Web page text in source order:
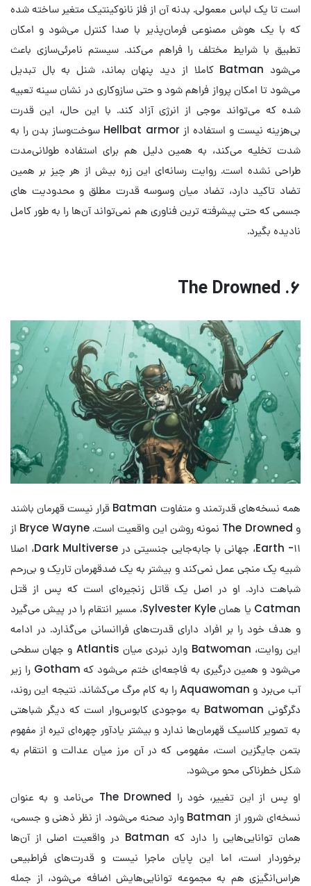
است تا یک لباس معمولی. بدنه آن از فلز نانوکینتیک متغیر ساخته شده
که با یک هوش مصنوعی فرمان‌پذیر با صدا کنترل می‌شود و امکان
تطبیق با شرایط مختلف را فراهم می‌کند. سیستم نامرئی‌سازی باعث
می‌شود Batman کاملا از دید پنهان بماند، شنل به بال تبدیل
می‌شود تا امکان پرواز فراهم شود و حتی سازوکاری در نشان سینه تعبیه
شده که می‌تواند موجی از انرژی آزاد کند. با این حال، این قدرت
بی‌هزینه نیست و استفاده از Hellbat armor سوخت‌وساز بدن را به
شدت تخلیه می‌کند، به همین دلیل هم برای استفاده طولانی‌مدت
طراحی نشده است. روایت رسانه‌ای این زره بیش از هر چیز بر همین
تضاد تاکید دارد، تضاد میان وسوسه قدرت مطلق و محدودیت های
جسمی که حتی پیشرفته ترین فناوری هم نمی‌تواند آن‌ها را به طور کامل
نادیده بگیرد.
۶. The Drowned
همه نسخه‌های قدرتمند و متفاوت Batman قرار نیست قهرمان باشند
و The Drowned نمونه روشن این واقعیت است. Bryce Wayne از
Earth -۱۱، جهانی با جابه‌جایی جنسیتی در Dark Multiverse، اصلا
شبیه یک منجی عمل نمی‌کند و بیشتر به یک ضدقهرمان تاریک و بی‌رحم
شباهت دارد. او در اصل یک قاتل زنجیره‌ای است که پس از قتل
Catman یا همان Sylvester Kyle، مسیر انتقام را در پیش می‌گیرد
و هدف خود را بر افراد دارای قدرت‌های فراانسانی می‌گذارد. در ادامه
این روایت، Batwoman وارد نبردی میان Atlantis و جهان سطحی
می‌شود و همین درگیری به فاجعه‌ای ختم می‌شود که Gotham را زیر
آب می‌برد و Aquawoman را به کام مرگ می‌کشاند. نتیجه این روند،
دگرگونی Batwoman به موجودی کابوس‌وار است که دیگر شباهتی
به تصویر کلاسیک قهرمان‌ها ندارد و بیشتر یادآور چهره‌ای تیره از مفهوم
بتمن جایگزین است، مفهومی که در آن مرز میان عدالت و انتقام به
شکل خطرناکی محو می‌شود.
او پس از این تغییر، خود را The Drowned می‌نامد و به عنوان
نسخه‌ای شرور از Batman وارد صحنه می‌شود. از نظر ذهنی و جسمی،
همان توانایی‌هایی را دارد که Batman در واقعیت اصلی از آن‌ها
برخوردار است، اما این پایان ماجرا نیست و قدرت‌های فراطبیعی
هراس‌انگیزی هم به مجموعه توانایی‌هایش اضافه می‌شود، از جمله